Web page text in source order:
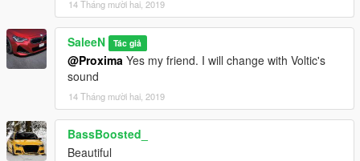
14 Tháng mười hai, 2019
SaleeN Tác giả
@Proxima Yes my friend. I will change with Voltic's
sound
14 Tháng mười hai, 2019
BassBoosted_
Beautiful